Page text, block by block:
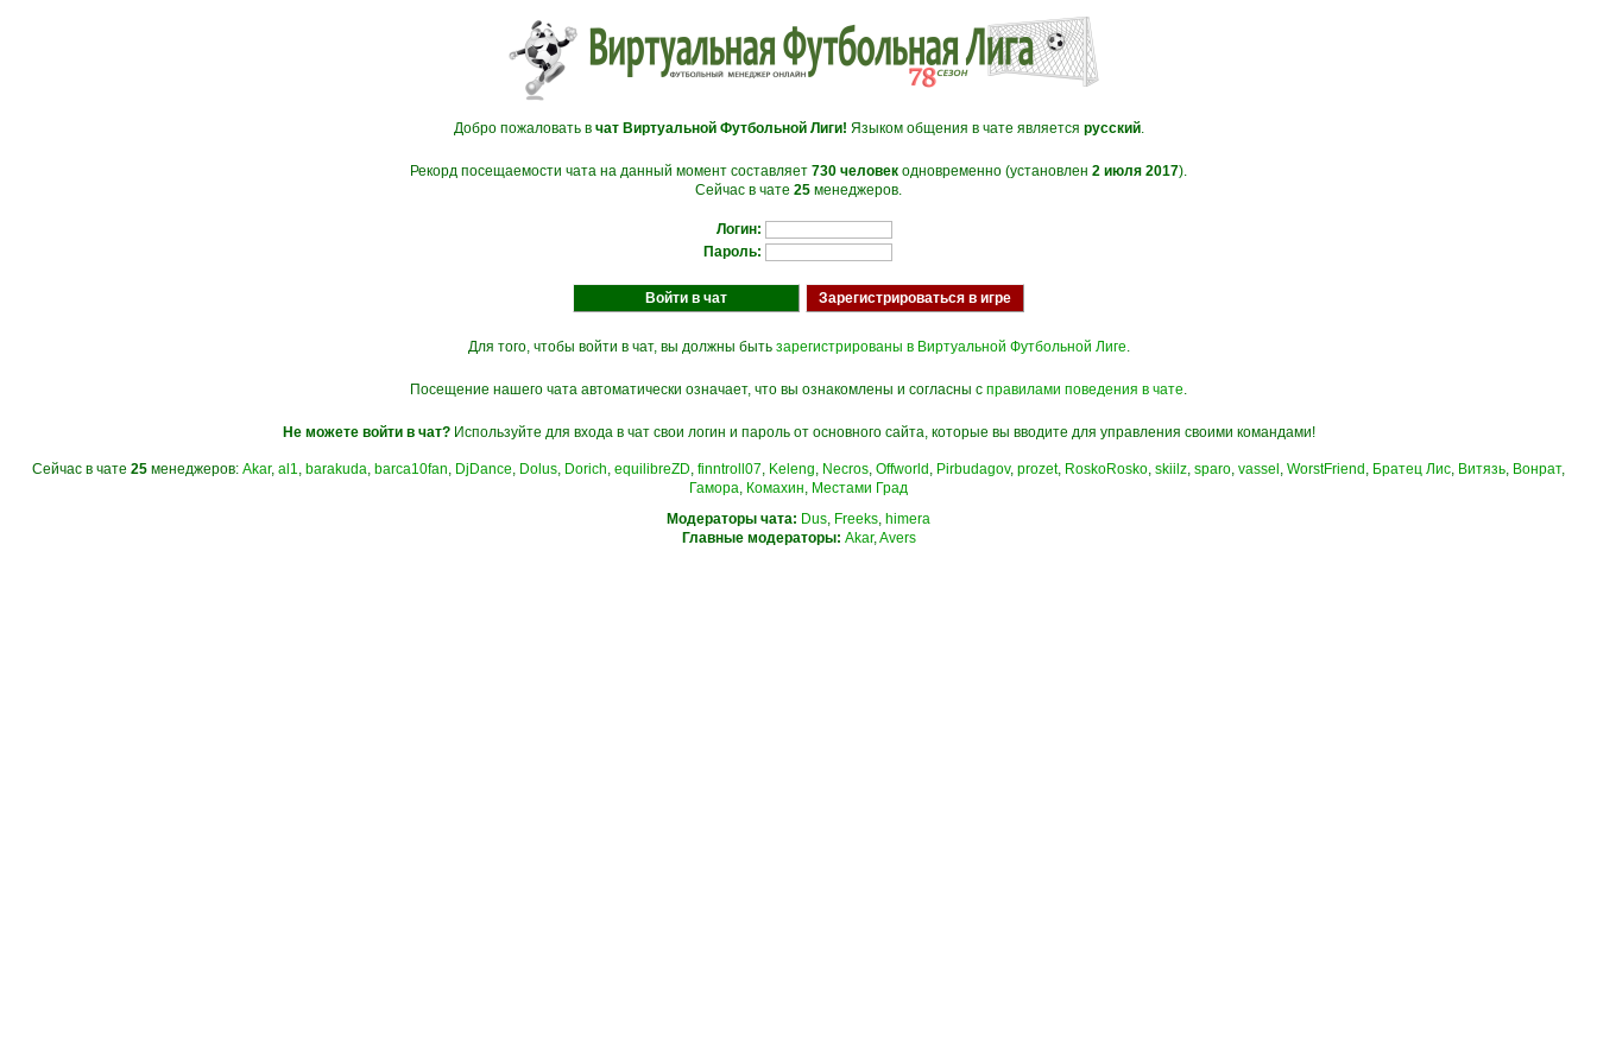
Добро пожаловать в чат Виртуальной Футбольной Лиги! Языком общения в чате является русский.
Рекорд посещаемости чата на данный момент составляет 730 человек одновременно (установлен 2 июля 2017).
Сейчас в чате 25 менеджеров.
Логин:
Пароль:
Для того, чтобы войти в чат, вы должны быть зарегистрированы в Виртуальной Футбольной Лиге.
Посещение нашего чата автоматически означает, что вы ознакомлены и согласны с правилами поведения в чате.
Не можете войти в чат?Используйте для входа в чат свои логин и пароль от основного сайта, которые вы вводите для управления своими командами!
Сейчас в чате 25 менеджеров: Akar, al1, barakuda, barca10fan, DjDance, Dolus, Dorich, equilibreZD, finntroll07, Keleng, Necros, Offworld , Pirbudagov, prozet, RoskoRosko, skiilz, sparo, vassel , WorstFriend , Братец Лис, Витязь, Вонрат,
Гамора, Комахин, Местами Град
Модераторы чата: Dus, Freeks, himera
Главные модераторы: Akar,Avers